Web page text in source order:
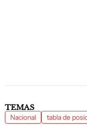
TEMAS
Nacional tabla de